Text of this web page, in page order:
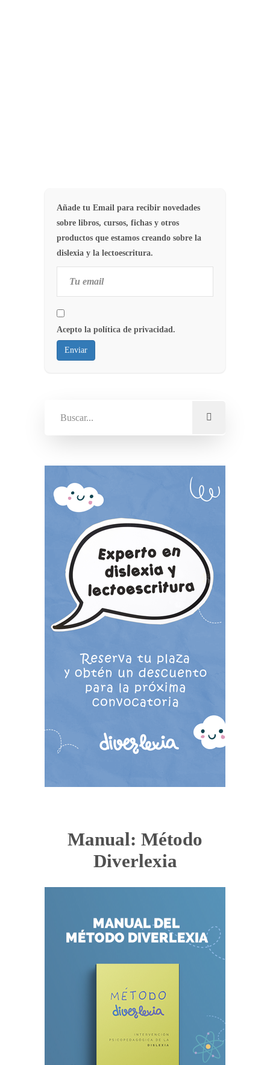
Añade tu Email para recibir novedades
sobre libros, cursos, fichas y otros
productos que estamos creando sobre la
dislexia y la lectoescritura.
Acepto la política de privacidad.
Enviar
Manual: Método
Diverlexia